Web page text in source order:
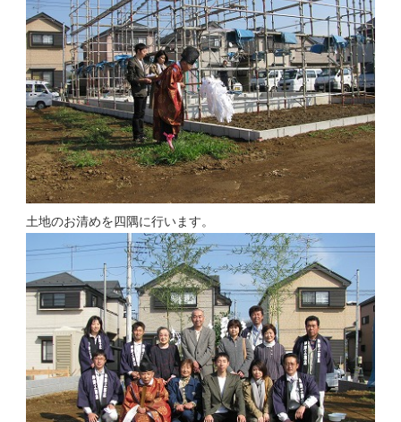
土地のお清めを四隅に行います。